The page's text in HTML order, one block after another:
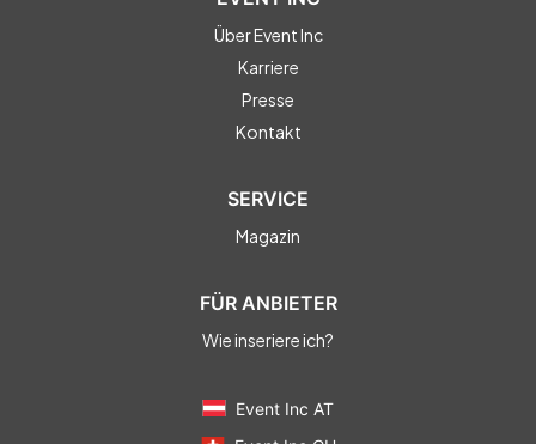
Über Event Inc
Karriere
Presse
Kontakt
SERVICE
Magazin
FÜR ANBIETER
Wie inseriere ich?
Event Inc AT